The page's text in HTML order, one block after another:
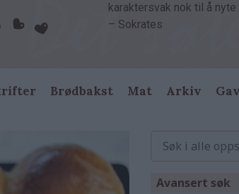
karaktersvak nok til å nyte
– Sokrates
Brødbakst Mat Arkiv
Avansert søk